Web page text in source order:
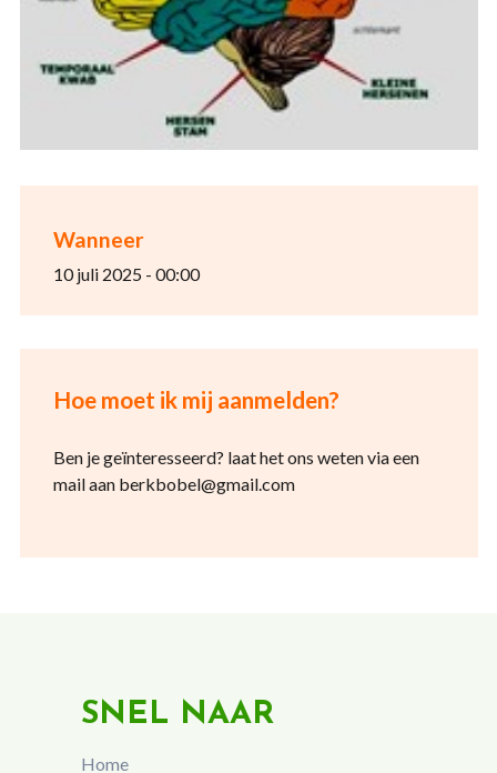
Wanneer
10 juli 2025 - 00:00
Hoe moet ik mij aanmelden?
Ben je geïnteresseerd? laat het ons weten via een
mail aan berkbobel@gmail.com
SNEL NAAR
Home